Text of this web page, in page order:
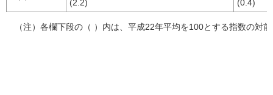
(2.2)
(0.4)
（注）各欄下段の（ ）内は、平成22年平均を100とする指数の対